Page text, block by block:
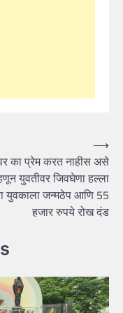
का प्रेम करत नाहीस असे
युवतीवर जिवघेणा हल्ला
युवकाला जन्मठेप आणि 55
हजार रुपये रोख दंड
⟶